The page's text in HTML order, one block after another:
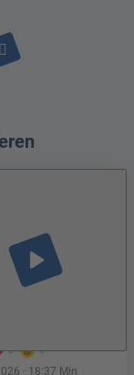
2 0
play_arrow
· 18:37 Min